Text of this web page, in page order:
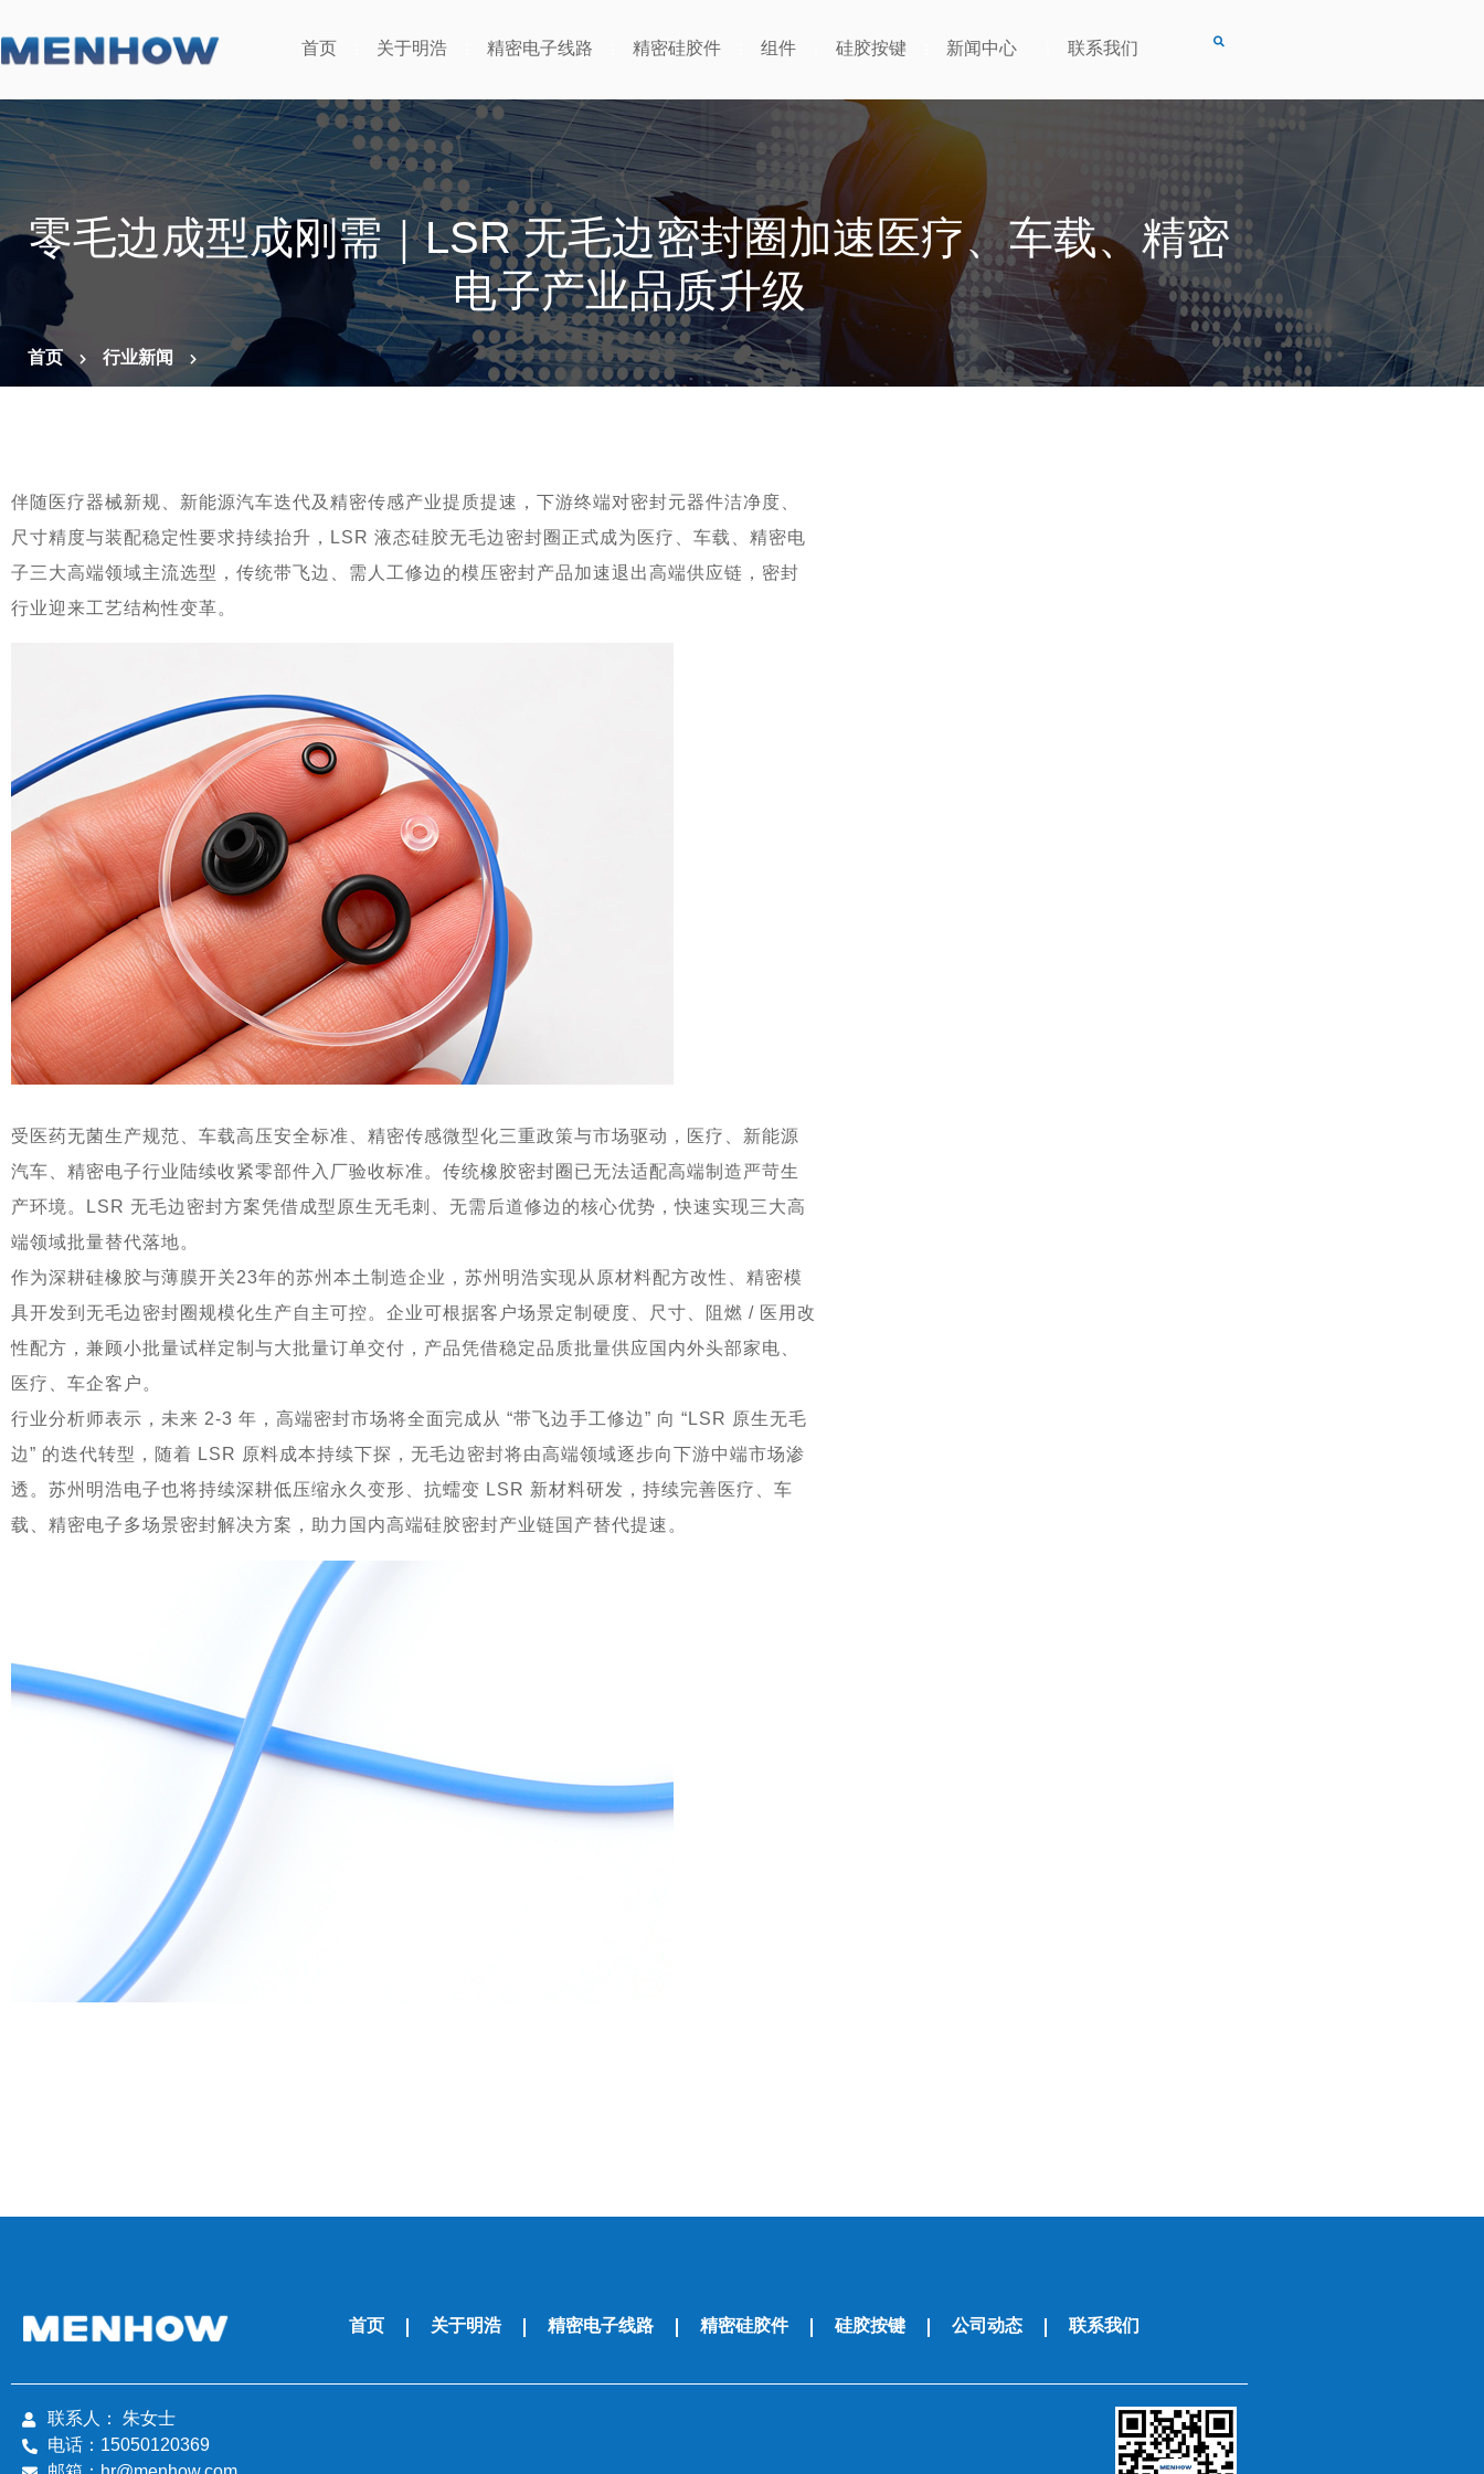
首页 关于明浩 精密电子线路 精密硅胶件 组件 硅胶按键 新闻中心 联系我们
零毛边成型成刚需｜LSR 无毛边密封圈加速医疗、车载、精密
电子产业品质升级
首页 行业新闻
伴随医疗器械新规、新能源汽车迭代及精密传感产业提质提速，下游终端对密封元器件洁净度、
尺寸精度与装配稳定性要求持续抬升，LSR 液态硅胶无毛边密封圈正式成为医疗、车载、精密电
子三大高端领域主流选型，传统带飞边、需人工修边的模压密封产品加速退出高端供应链，密封
行业迎来工艺结构性变革。
受医药无菌生产规范、车载高压安全标准、精密传感微型化三重政策与市场驱动，医疗、新能源
汽车、精密电子行业陆续收紧零部件入厂验收标准。传统橡胶密封圈已无法适配高端制造严苛生
产环境。LSR 无毛边密封方案凭借成型原生无毛刺、无需后道修边的核心优势，快速实现三大高
端领域批量替代落地。
作为深耕硅橡胶与薄膜开关23年的苏州本土制造企业，苏州明浩实现从原材料配方改性、精密模
具开发到无毛边密封圈规模化生产自主可控。企业可根据客户场景定制硬度、尺寸、阻燃 / 医用改
性配方，兼顾小批量试样定制与大批量订单交付，产品凭借稳定品质批量供应国内外头部家电、
医疗、车企客户。
行业分析师表示，未来 2-3 年，高端密封市场将全面完成从 “带飞边手工修边” 向 “LSR 原生无毛
边” 的迭代转型，随着 LSR 原料成本持续下探，无毛边密封将由高端领域逐步向下游中端市场渗
透。苏州明浩电子也将持续深耕低压缩永久变形、抗蠕变 LSR 新材料研发，持续完善医疗、车
载、精密电子多场景密封解决方案，助力国内高端硅胶密封产业链国产替代提速。
首页 关于明浩 精密电子线路 精密硅胶件 硅胶按键 公司动态 联系我们
联系人： 朱女士
电话：15050120369